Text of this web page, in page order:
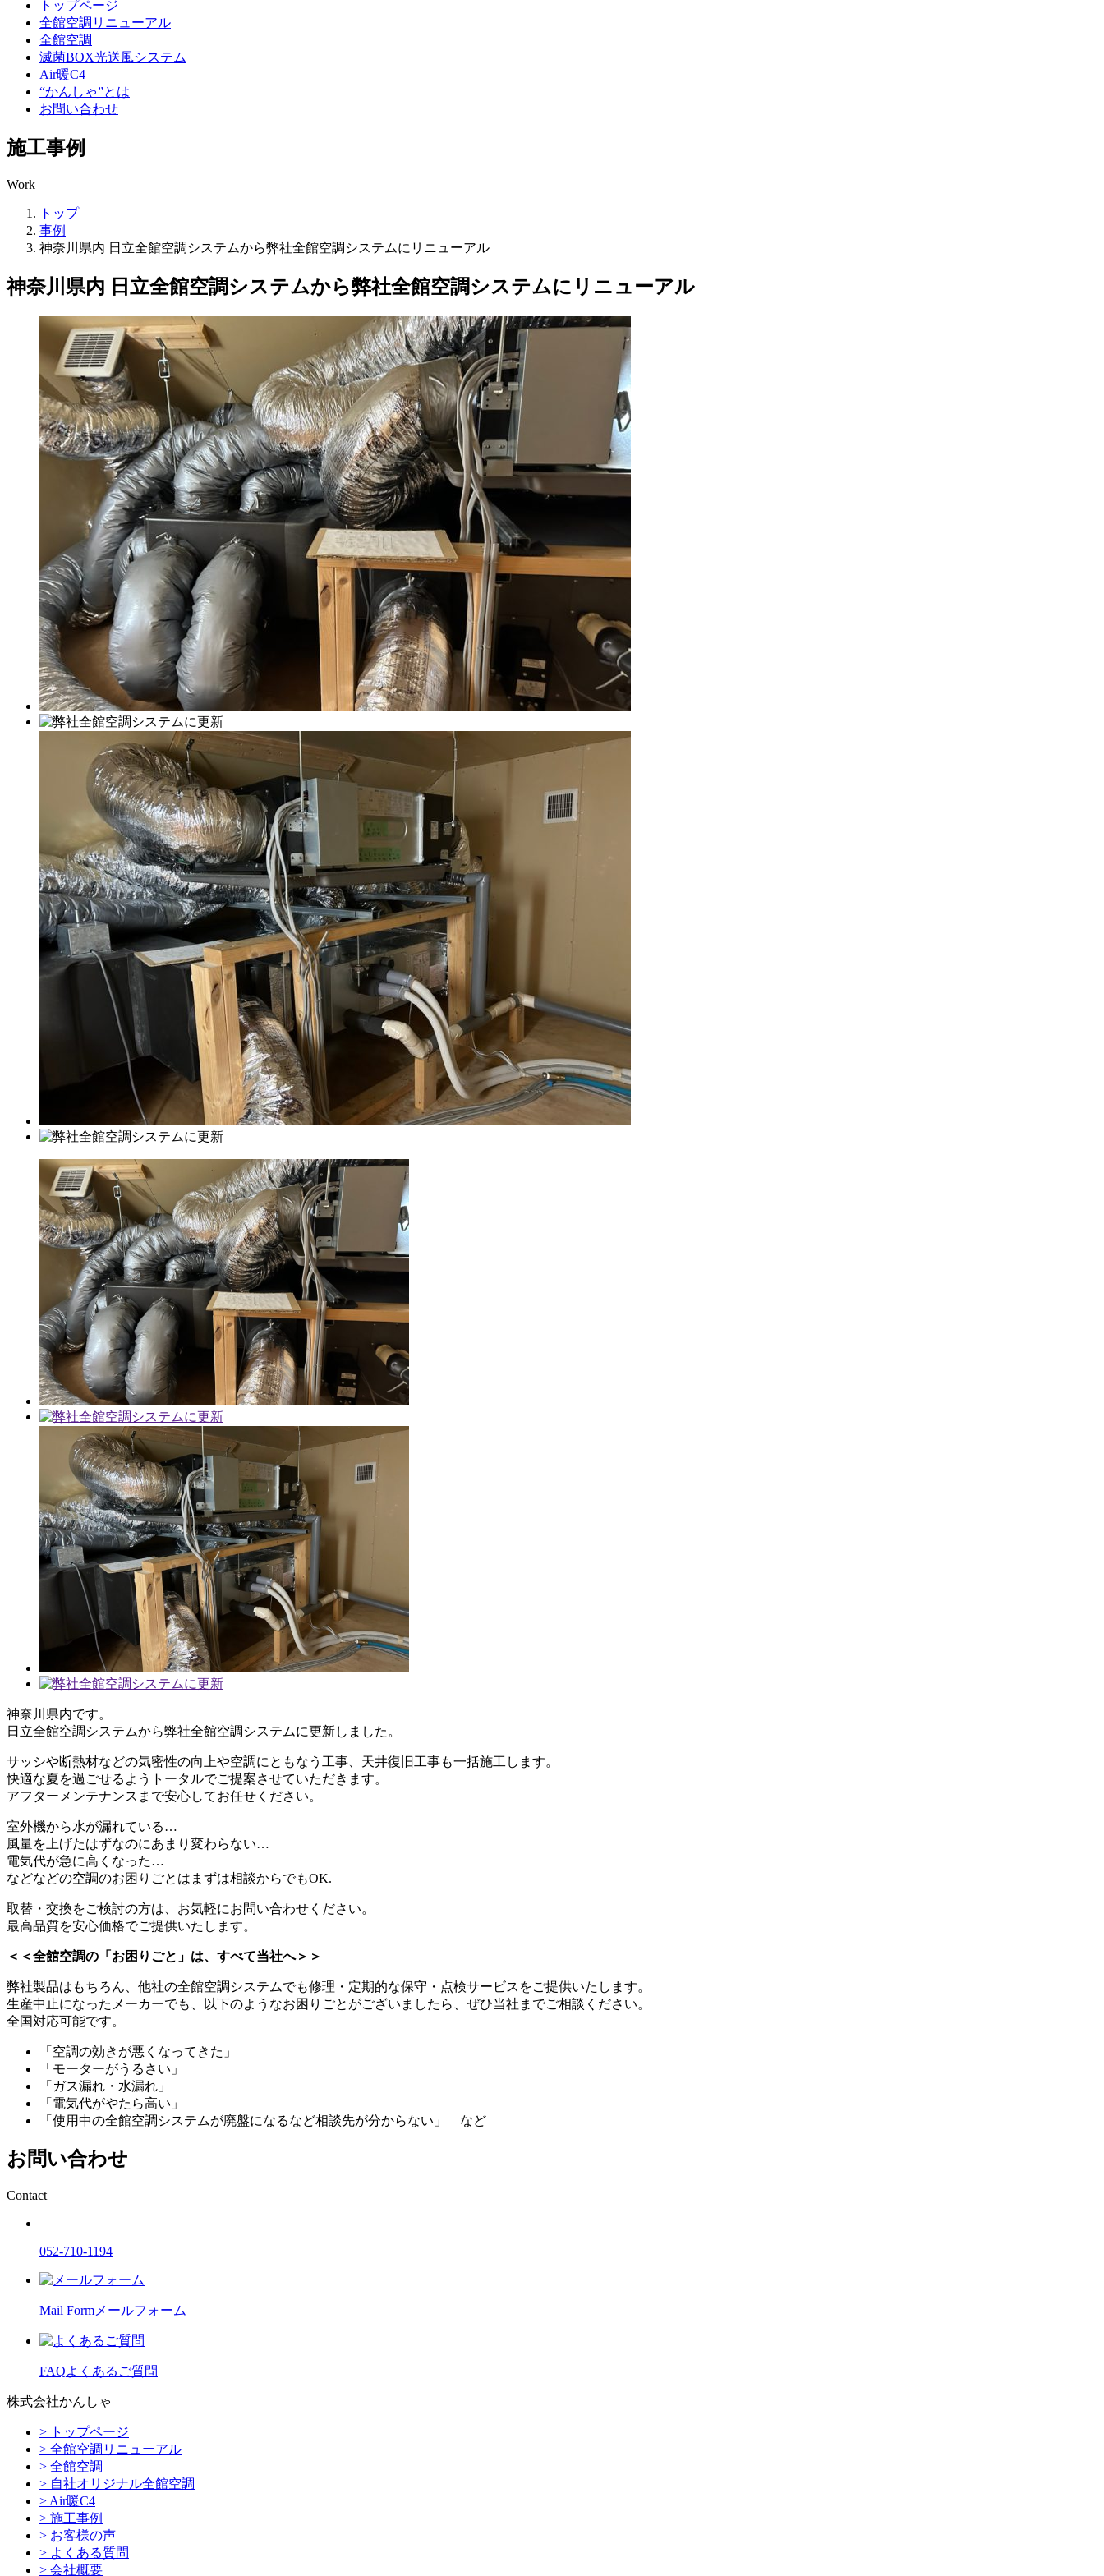
トップページ
全館空調リニューアル
全館空調
滅菌BOX光送風システム
Air暖C4
“かんしゃ”とは
お問い合わせ
施工事例
Work
トップ
事例
神奈川県内 日立全館空調システムから弊社全館空調システムにリニューアル
神奈川県内 日立全館空調システムから弊社全館空調システムにリニューアル
神奈川県内です。
日立全館空調システムから弊社全館空調システムに更新しました。
サッシや断熱材などの気密性の向上や空調にともなう工事、天井復旧工事も一括施工します。
快適な夏を過ごせるようトータルでご提案させていただきます。
アフターメンテナンスまで安心してお任せください。
室外機から水が漏れている…
風量を上げたはずなのにあまり変わらない…
電気代が急に高くなった…
などなどの空調のお困りごとはまずは相談からでもOK.
取替・交換をご検討の方は、お気軽にお問い合わせください。
最高品質を安心価格でご提供いたします。
＜＜全館空調の「お困りごと」は、すべて当社へ＞＞
弊社製品はもちろん、他社の全館空調システムでも修理・定期的な保守・点検サービスをご提供いたします。
生産中止になったメーカーでも、以下のようなお困りごとがございましたら、ぜひ当社までご相談ください。
全国対応可能です。
「空調の効きが悪くなってきた」
「モーターがうるさい」
「ガス漏れ・水漏れ」
「電気代がやたら高い」
「使用中の全館空調システムが廃盤になるなど相談先が分からない」 など
お問い合わせ
Contact
052-710-1194
Mail Form メールフォーム
FAQよくあるご質問
株式会社かんしゃ
> トップページ
> 全館空調リニューアル
> 全館空調
> 自社オリジナル全館空調
> Air暖C4
> 施工事例
> お客様の声
> よくある質問
> 会社概要